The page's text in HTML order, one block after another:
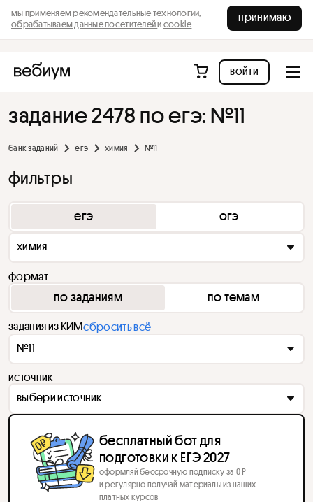
мы применяемрекомендательные технологии,
обрабатываем данные посетителейи cookie
принимаю
войти
задание 2478 по егэ: №11
банк заданий егэ химия №11
фильтры
егэ огэ
химия
формат
по заданиям по темам
задания из КИМсбросить всё
№11
источник
выбери источник
бесплатный бот для
подготовки к ЕГЭ 2027
оформляй бессрочную подписку за 0 ₽
и регулярно получай материалы из наших
платных курсов